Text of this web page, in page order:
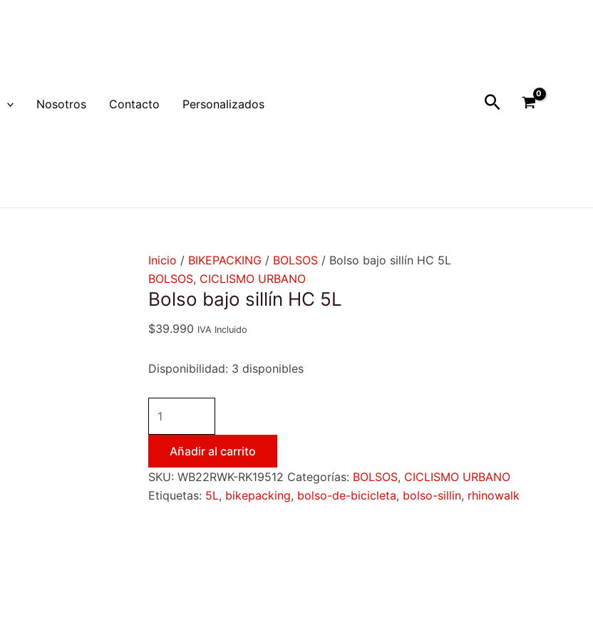
Nosotros Contacto Personalizados Buscar
Inicio / BIKEPACKING / BOLSOS / Bolso bajo sillín HC 5L
BOLSOS, CICLISMO URBANO
Bolso bajo sillín HC 5L
$39.990 IVA Incluido
Disponibilidad: 3 disponibles
cantidad
Añadir al carrito
SKU: WB22RWK-RK19512 Categorías: BOLSOS, CICLISMO URBANO
Etiquetas: 5L, bikepacking, bolso-de-bicicleta, bolso-sillin, rhinowalk